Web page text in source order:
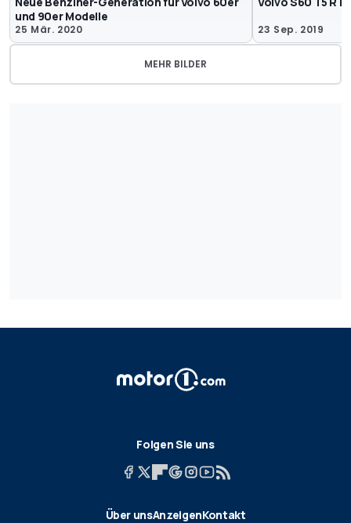
und 90er Modelle
25 Mär. 2020 23 Sep. 2019
MEHR BILDER
Folgen Sie uns
Über unsAnzeigenKontakt